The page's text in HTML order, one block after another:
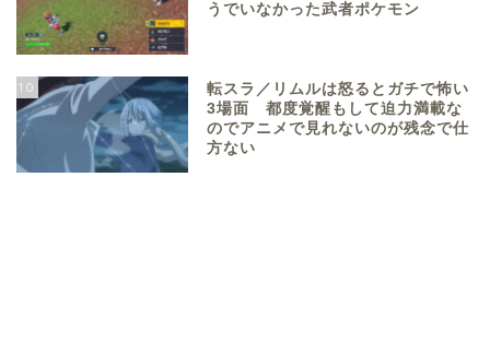
うでいなかった武者ポケモン
10
転スラ／リムルは怒るとガチで怖い
3場面 都度覚醒もして迫力満載な
のでアニメで見れないのが残念で仕
方ない